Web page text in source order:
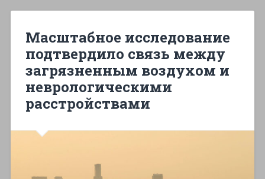
Масштабное исследование
подтвердило связь между
загрязненным воздухом и
неврологическими
расстройствами